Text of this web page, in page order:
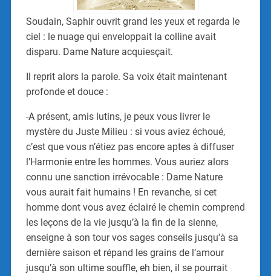
Soudain, Saphir ouvrit grand les yeux et regarda le
ciel : le nuage qui enveloppait la colline avait
disparu. Dame Nature acquiesçait.
Il reprit alors la parole. Sa voix était maintenant
profonde et douce :
-A présent, amis lutins, je peux vous livrer le
mystère du Juste Milieu : si vous aviez échoué,
c’est que vous n’étiez pas encore aptes à diffuser
l’Harmonie entre les hommes. Vous auriez alors
connu une sanction irrévocable : Dame Nature
vous aurait fait humains ! En revanche, si cet
homme dont vous avez éclairé le chemin comprend
les leçons de la vie jusqu’à la fin de la sienne,
enseigne à son tour vos sages conseils jusqu’à sa
dernière saison et répand les grains de l’amour
jusqu’à son ultime souffle, eh bien, il se pourrait